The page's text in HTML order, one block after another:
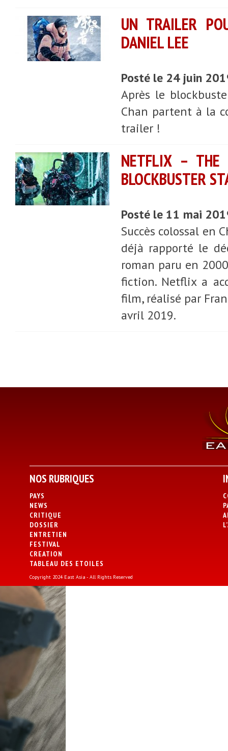
UN TRAILER
DANIEL LEE
Posté le 24 juin
Après le
Chan partent à la
trailer !
NETFLIX – THE
BLOCKBUSTER
Posté le 11 mai
Succès colossal en
déjà rapporté le
roman paru en
fiction. Netflix a
film, réalisé par
avril 2019.
NOS RUBRIQUES
PAYS
NEWS
CRITIQUE
DOSSIER
ENTRETIEN
FESTIVAL
CREATION
TABLEAU DES ETOILES
Copyright 2024 East Asia - All Rights Reserved